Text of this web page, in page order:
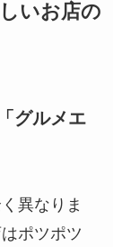
いお店の
グルメエ
異なりま
ポツポツ